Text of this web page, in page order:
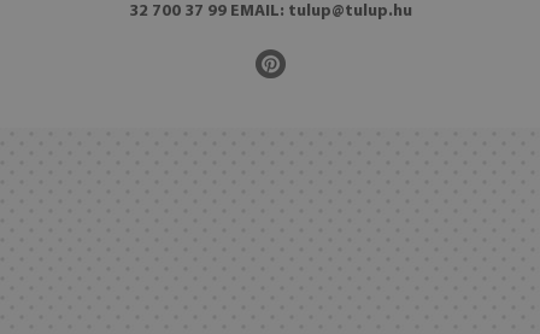
32 700 37 99 EMAIL: tulup@tulup.hu